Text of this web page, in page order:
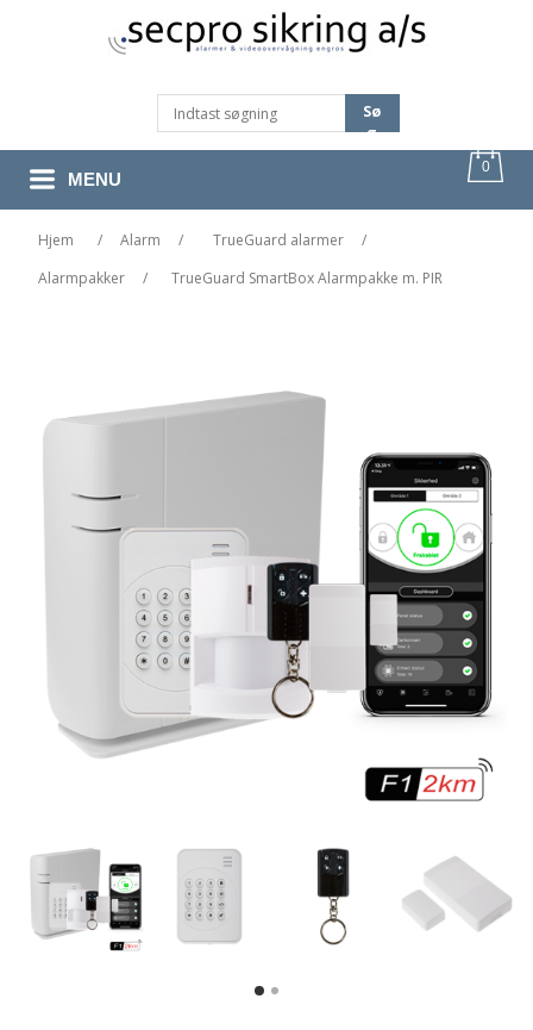
Sø
G
0
MENU
Hjem / Alarm / TrueGuard alarmer
/
Alarmpakker
/ TrueGuard SmartBox Alarmpakke m. PIR